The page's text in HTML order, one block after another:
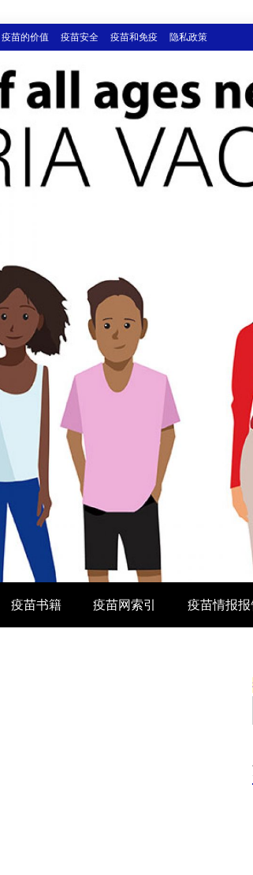
疫苗的价值 疫苗安全 疫苗和免疫 隐私政策
疫苗书籍 疫苗网索引 疫苗情报